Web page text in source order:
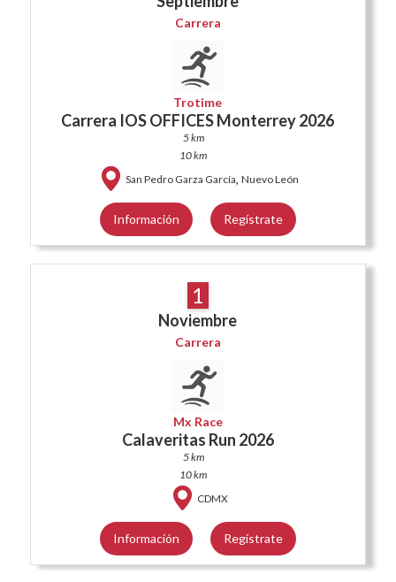
Carrera
Trotime
Carrera IOS OFFICES Monterrey 2026
5 km
10 km
San Pedro Garza García, Nuevo León
Información Regístrate
1
Noviembre
Carrera
Mx Race
Calaveritas Run 2026
5 km
10 km
CDMX
Información Regístrate